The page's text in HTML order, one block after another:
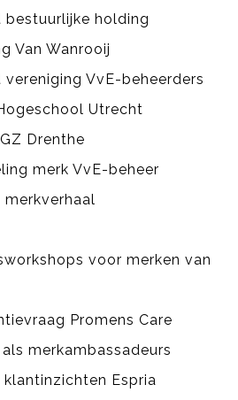
bestuurlijke holding
Van Wanrooij
VvE-beheerders
Utrecht
Drenthe
merk VvE-beheer
merkverhaal
voor merken van
Promens Care
merkambassadeurs
Espria